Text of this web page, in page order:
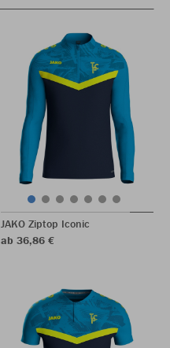
JAKO Ziptop Iconic
ab 36,86 €